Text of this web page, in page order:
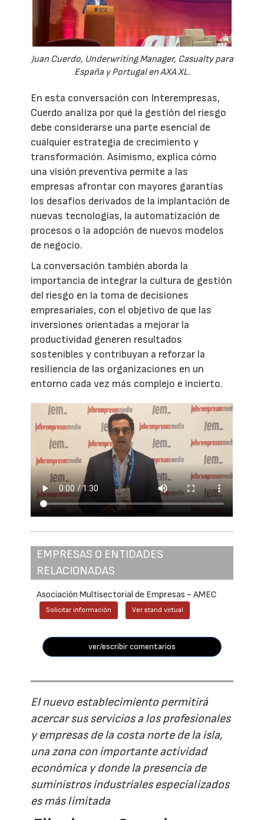
Juan Cuerdo, Underwriting Manager, Casualty para
España y Portugal en AXA XL.
En esta conversación con Interempresas,
Cuerdo analiza por qué la gestión del riesgo
debe considerarse una parte esencial de
cualquier estrategia de crecimiento y
transformación. Asimismo, explica cómo
una visión preventiva permite a las
empresas afrontar con mayores garantías
los desafíos derivados de la implantación de
nuevas tecnologías, la automatización de
procesos o la adopción de nuevos modelos
de negocio.
La conversación también aborda la
importancia de integrar la cultura de gestión
del riesgo en la toma de decisiones
empresariales, con el objetivo de que las
inversiones orientadas a mejorar la
productividad generen resultados
sostenibles y contribuyan a reforzar la
resiliencia de las organizaciones en un
entorno cada vez más complejo e incierto.
EMPRESAS O ENTIDADES
RELACIONADAS
Asociación Multisectorial de Empresas - AMEC
Solicitar información Ver stand virtual
ver/escribir comentarios
El nuevo establecimiento permitirá
acercar sus servicios a los profesionales
y empresas de la costa norte de la isla,
una zona con importante actividad
económica y donde la presencia de
suministros industriales especializados
es más limitada